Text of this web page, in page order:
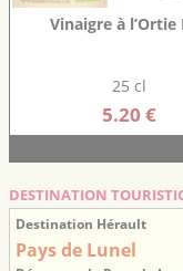
Vinaigre à l’Ortie
25 cl
5.20 €
DESTINATION
Destination Hérault
Pays de Lunel